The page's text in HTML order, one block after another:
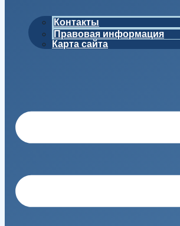
Контакты
Правовая информация
Карта сайта